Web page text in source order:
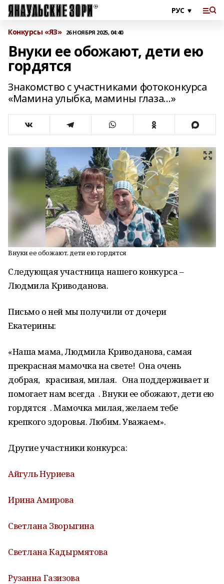
Конкурсы «ЯЗ» 26 НОЯБРЯ 2025, 04:40
Внуки ее обожают, дети ею
гордятся
Знакомство с участниками фотоконкурса
«Мамина улыбка, мамины глаза…»
Внуки ее обожают, дети ею гордятся
Следующая участница нашего конкурса –
Людмила Криводанова.
Письмо о ней мы получили от дочери
Екатерины:
«Наша мама, Людмила Криводанова, самая
прекрасная мамочка на свете! Она очень
добрая, красивая, милая. Она поддерживает и
помогает нам всегда . Внуки ее обожают, дети ею
гордятся . Мамочка милая, желаем тебе
крепкого здоровья. Любим. Уважаем».
Другие участники конкурса:
Айгуль Нуриева
Ирина Амирова
Светлана Зворыгина
Светлана Кадырмятова
Рузанна Газизова